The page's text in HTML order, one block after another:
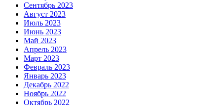
Сентябрь 2023
Август 2023
Июль 2023
Июнь 2023
Май 2023
Апрель 2023
Март 2023
Февраль 2023
Январь 2023
Декабрь 2022
Ноябрь 2022
Октябрь 2022